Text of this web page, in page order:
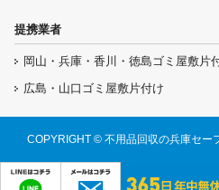
提携業者
岡山・兵庫・香川・徳島ゴミ屋敷片
広島・山口ゴミ屋敷片付け
COPYRIGHT © 不用品回収の兵庫セー